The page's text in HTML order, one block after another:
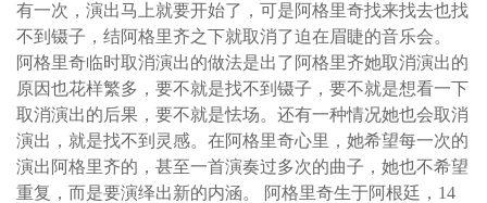
有一次，演出马上就要开始了，可是阿格里奇找来找去也找
不到镊子，结阿格里齐之下就取消了迫在眉睫的音乐会。
阿格里奇临时取消演出的做法是出了阿格里齐她取消演出的
原因也花样繁多，要不就是找不到镊子，要不就是想看一下
取消演出的后果，要不就是怯场。还有一种情况她也会取消
演出，就是找不到灵感。在阿格里奇心里，她希望每一次的
演出阿格里齐的，甚至一首演奏过多次的曲子，她也不希望
重复，而是要演绎出新的内涵。 阿格里奇生于阿根廷，14